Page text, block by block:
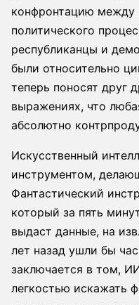
конфронтацию между
политического
республиканцы и
были относительно
теперь поносят друг
выражениях, что
абсолютно
Искусственный
инструментом,
Фантастический
который за пять
выдаст данные, на
лет назад ушли бы
заключается в том,
легкостью искажать